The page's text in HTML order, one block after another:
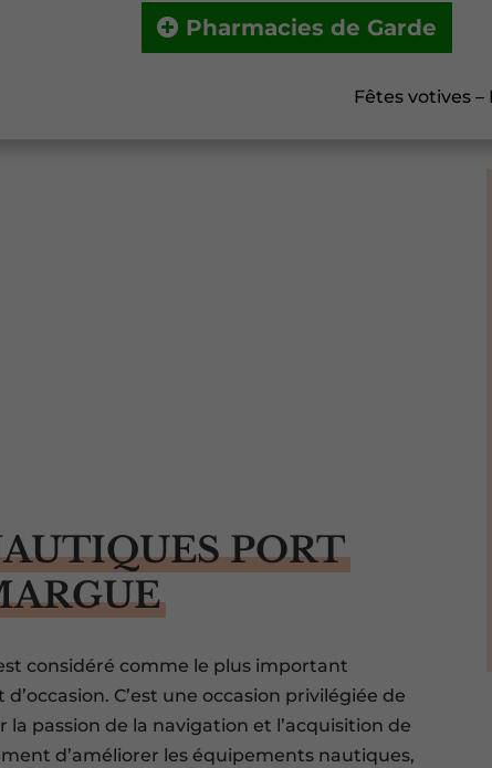
Pharmacies de Garde
Fêtes votives –
PORT
considéré comme le plus important
C’est une occasion privilégiée de
passion de la navigation et l’acquisition de
d’améliorer les équipements nautiques,